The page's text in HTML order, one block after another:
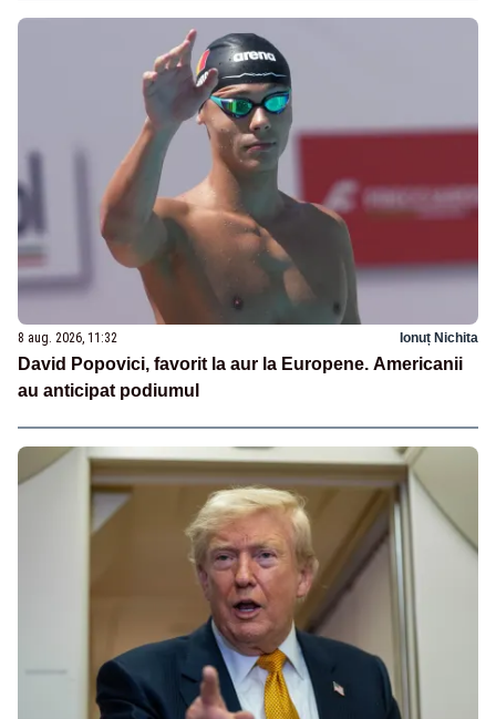
8 aug. 2026, 11:32 Ionuț Nichita
David Popovici, favorit la aur la Europene. Americanii
au anticipat podiumul